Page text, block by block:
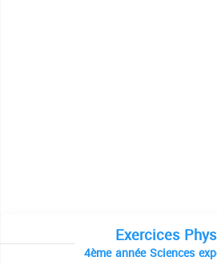
Exercices
4ème année Sciences